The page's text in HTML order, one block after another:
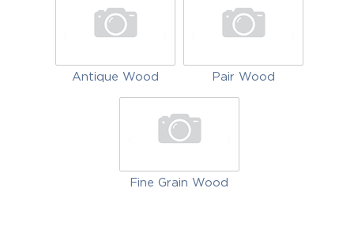
Antique Wood Pair Wood
Fine Grain Wood